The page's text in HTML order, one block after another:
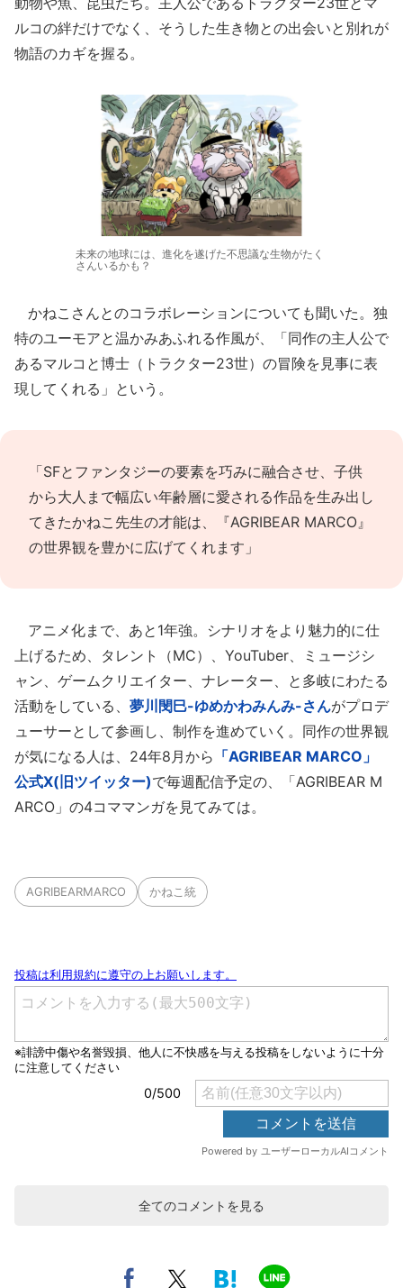
ルコの絆だけでなく、そうした生き物との出会いと別れが
物語のカギを握る。
未来の地球には、進化を遂げた不思議な生物がたく
さんいるかも？
かねこさんとのコラボレーションについても聞いた。独
特のユーモアと温かみあふれる作風が、「同作の主人公で
あるマルコと博士（トラクター23世）の冒険を見事に表
現してくれる」という。
「SFとファンタジーの要素を巧みに融合させ、子供
から大人まで幅広い年齢層に愛される作品を生み出し
てきたかねこ先生の才能は、『AGRIBEAR MARCO』
の世界観を豊かに広げてくれます」
アニメ化まで、あと1年強。シナリオをより魅力的に仕
上げるため、タレント（MC）、YouTuber、ミュージシ
ャン、ゲームクリエイター、ナレーター、と多岐にわたる
活動をしている、 夢川閔巳-ゆめかわみんみ-さんがプロデ
ューサーとして参画し、制作を進めていく。同作の世界観
が気になる人は、24年8月から 「AGRIBEAR MARCO」
公式X(旧ツイッター)で毎週配信予定の、「AGRIBEAR M
ARCO」の4コママンガを見てみては。
AGRIBEARMARCO かねこ統
全てのコメントを見る